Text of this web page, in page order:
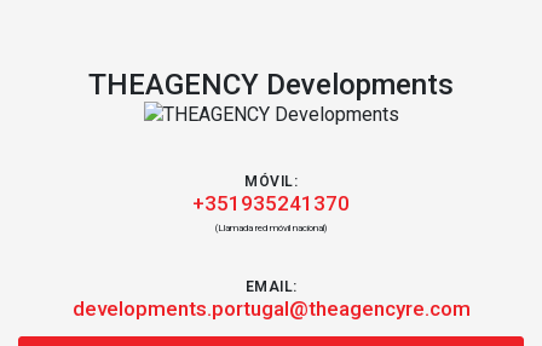
THEAGENCY Developments
MÓVIL:
+351935241370
(Llamada red móvil nacional)
EMAIL:
developments.portugal@theagencyre.com